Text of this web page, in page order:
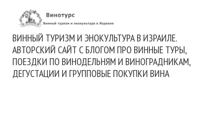
ВИННЫЙ ТУРИЗМ И ЭНОКУЛЬТУРА В ИЗРАИЛЕ.
АВТОРСКИЙ САЙТ С БЛОГОМ ПРО ВИННЫЕ ТУРЫ,
ПОЕЗДКИ ПО ВИНОДЕЛЬНЯМ И ВИНОГРАДНИКАМ,
ДЕГУСТАЦИИ И ГРУППОВЫЕ ПОКУПКИ ВИНА